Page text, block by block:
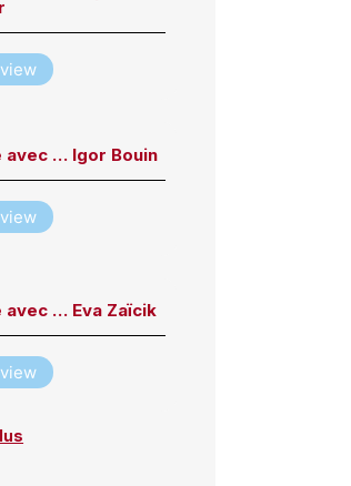
avec … Igor Bouin
avec … Eva Zaïcik